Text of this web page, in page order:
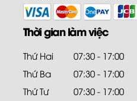
Thời gian làm việc
Thứ Hai
07:30 - 17:00
Thứ Ba
07:30 - 17:00
Thứ Tư
07:30 - 17:00